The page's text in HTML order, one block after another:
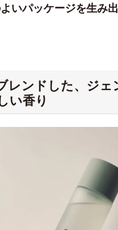
いパッケージを生み出
レンドした、ジェ
い香り